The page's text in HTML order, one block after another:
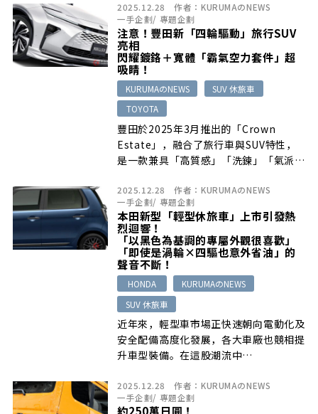
2025.12.28 作者： KURUMAのNEWS
一手企劃/ 專題企劃
注意！豐田新「四輪驅動」旅行SUV
亮相
閃耀鍍鉻＋寬體「霸氣空力套件」超
吸睛！
KURUMAのNEWS
SUV 休旅車
TOYOTA
豐田於2025年3月推出的「Crown
Estate」，融合了旅行車與SUV特性，
是一款兼具「高質感」「洗鍊」「氣派」
2025.12.28 作者： KURUMAのNEWS
一手企劃/ 專題企劃
本田新型「輕型休旅車」上市引發熱
烈迴響！
「以黑色為基調的專屬外觀很喜歡」
「即使是渦輪×四驅也意外省油」的
聲音不斷！
HONDA
KURUMAのNEWS
SUV 休旅車
近年來，輕型車市場正快速朝向電動化及
安全配備高度化發展，各大車廠也競相提
升車型裝備。在這股潮流中…
2025.12.28 作者： KURUMAのNEWS
一手企劃/ 專題企劃
約250萬日圓！